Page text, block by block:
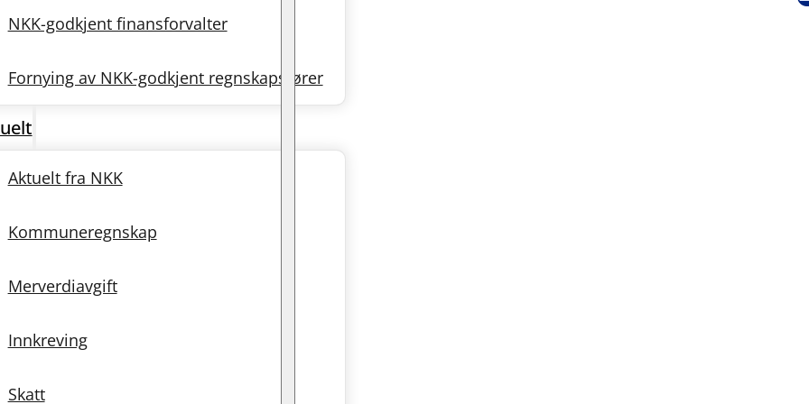
NKK-godkjent finansforvalter
Fornying av NKK-godkjent regnskapsfører
Aktuelt fra NKK
Kommuneregnskap
Merverdiavgift
Innkreving
Skatt